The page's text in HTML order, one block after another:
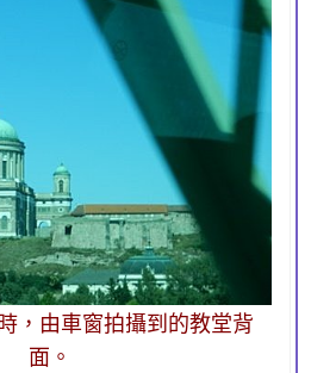
，由車窗拍攝到的教堂背
面。